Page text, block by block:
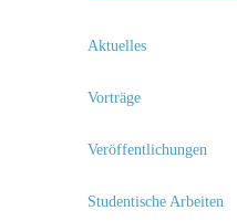
Aktuelles
Vorträge
Veröffentlichungen
Studentische Arbeiten